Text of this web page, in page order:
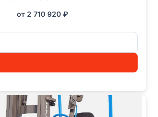
от 2 710 920 ₽